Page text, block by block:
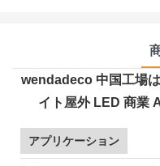
wendadeco 中国工場
イト屋外 LED 商業
アプリケーション